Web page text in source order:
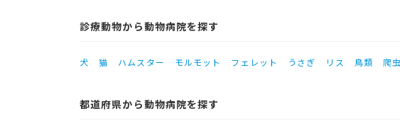
診療動物から動物病院を探す
犬 猫 ハムスター モルモット フェレット うさぎ リス 鳥類 爬
都道府県から動物病院を探す